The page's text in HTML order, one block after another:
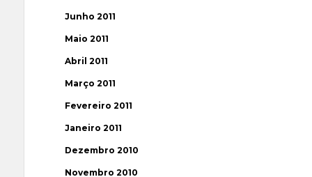
Junho 2011
Maio 2011
Abril 2011
Março 2011
Fevereiro 2011
Janeiro 2011
Dezembro 2010
Novembro 2010